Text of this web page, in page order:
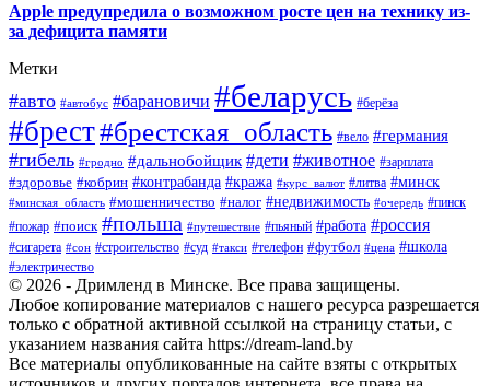
Apple предупредила о возможном росте цен на технику из-
за дефицита памяти
Метки
#авто #автобус #барановичи #беларусь #берёза
#брест#брестская_область #вело #германия
#гибель #гродно #дальнобойщик #дети #животное #зарплата
#здоровье #кобрин #контрабанда #кража #курс_валют #литва #минск
#минская_область #мошенничество #налог #недвижимость #очередь #пинск
#пожар #поиск #польша #путешествие #пьяный #работа #россия
#сигарета #сон #строительство #суд #такси #телефон #футбол #цена #школа
#электричество
© 2026 - Дримленд в Минске. Все права защищены.
Любое копирование материалов с нашего ресурса разрешается
только с обратной активной ссылкой на страницу статьи, с
указанием названия сайта https://dream-land.by
Все материалы опубликованные на сайте взяты с открытых